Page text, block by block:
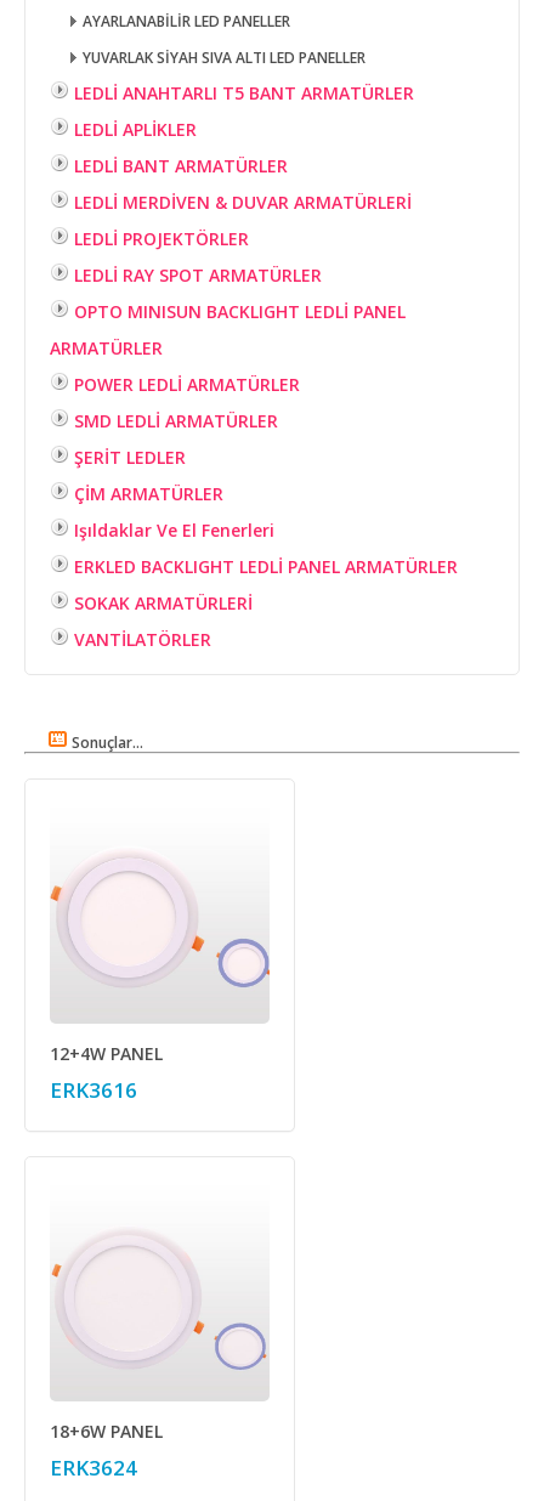
AYARLANABİLİR LED PANELLER
YUVARLAK SİYAH SIVA ALTI LED PANELLER
LEDLİ ANAHTARLI T5 BANT ARMATÜRLER
LEDLİ APLİKLER
LEDLİ BANT ARMATÜRLER
LEDLİ MERDİVEN & DUVAR ARMATÜRLERİ
LEDLİ PROJEKTÖRLER
LEDLİ RAY SPOT ARMATÜRLER
OPTO MINISUN BACKLIGHT LEDLİ PANEL
ARMATÜRLER
POWER LEDLİ ARMATÜRLER
SMD LEDLİ ARMATÜRLER
ŞERİT LEDLER
ÇİM ARMATÜRLER
Işıldaklar Ve El Fenerleri
ERKLED BACKLIGHT LEDLİ PANEL ARMATÜRLER
SOKAK ARMATÜRLERİ
VANTİLATÖRLER
Sonuçlar...
12+4W PANEL
ERK3616
18+6W PANEL
ERK3624